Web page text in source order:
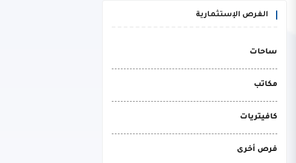
الفرص الإستثمارية
ساحات
مكاتب
كافيتريات
فرص أخرى